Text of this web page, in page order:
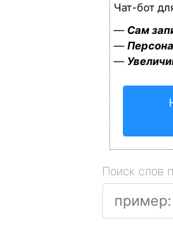
Чат-бот
— Сам
—
—
Поиск слов